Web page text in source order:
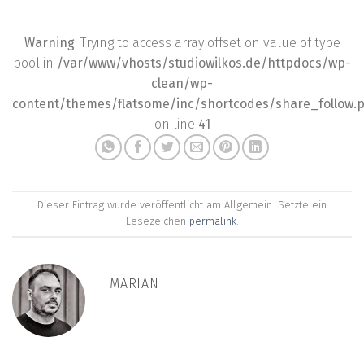
Warning: Trying to access array offset on value of type
bool in /var/www/vhosts/studiowilkos.de/httpdocs/wp-
clean/wp-
content/themes/flatsome/inc/shortcodes/
on line 41
Dieser Eintrag wurde veröffentlicht am Allgemein. Setzte ein
Lesezeichen permalink.
MARIAN